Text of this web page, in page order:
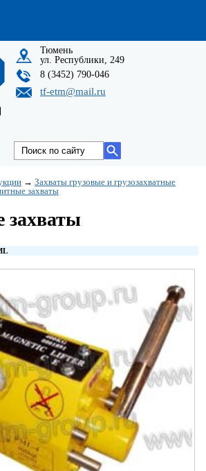
Тюмень
ул. Республики, 249
8 (3452) 790-046
tf-etm@mail.ru
→ Захваты грузовые и грузозахватные
захваты